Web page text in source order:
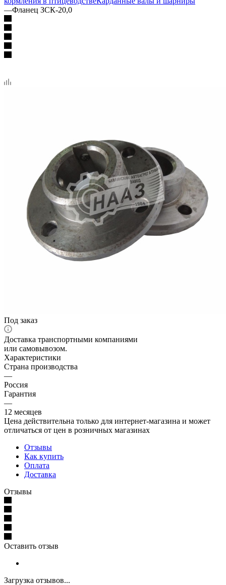
—Фланец ЗСК-20,0
Под заказ
Доставка транспортными компаниями
или самовывозом.
Характеристики
Страна производства
—
Россия
Гарантия
—
12 месяцев
Цена действительна только для интернет-магазина и может
отличаться от цен в розничных магазинах
Отзывы
Как купить
Оплата
Доставка
Отзывы
Оставить отзыв
Загрузка отзывов...